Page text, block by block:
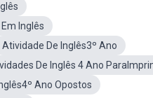
Inglês
Atividade De Inglês3º Ano
De Inglês 4 Ano
Ano Opostos